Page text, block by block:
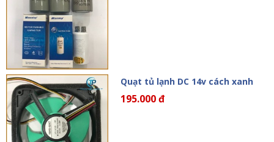
Quạt tủ lạnh DC 14v cách xanh
195.000 đ